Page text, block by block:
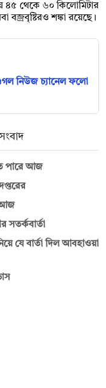
৪৫ থেকে ৬০ কিলোমিটার
বজ্রবৃষ্টিরও শঙ্কা রয়েছে।
নিউজ চ্যানেল ফলো
পারে আজ
আজ
সতর্কবার্তা
যে বার্তা দিল আবহাওয়া